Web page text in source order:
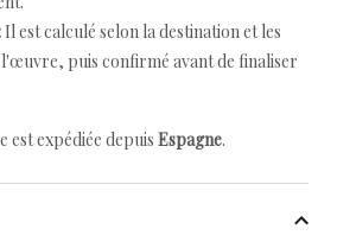
Il est calculé selon la destination et les
puis confirmé avant de finaliser
est expédiée depuis Espagne.